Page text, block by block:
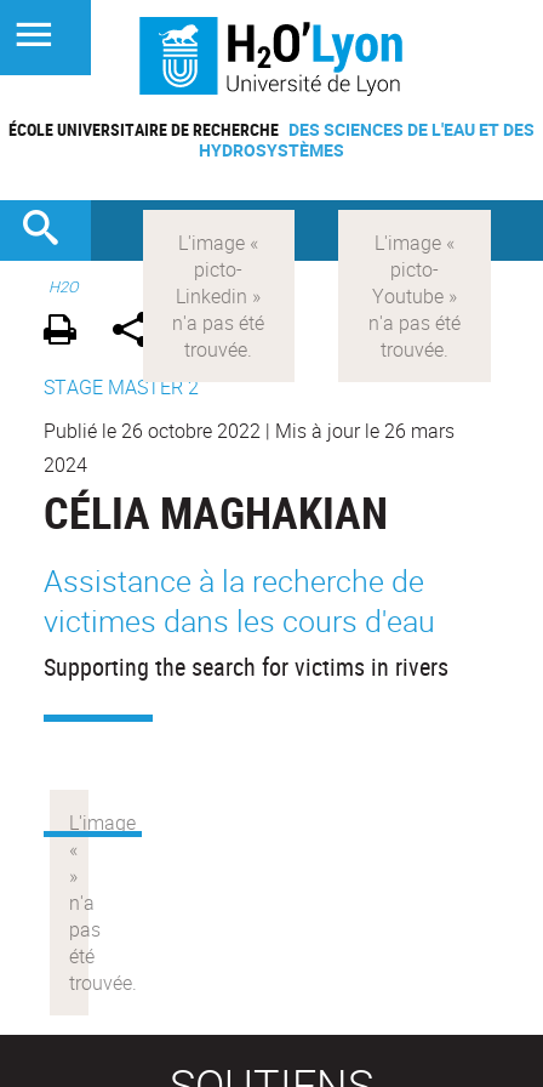
ÉCOLE UNIVERSITAIRE DE RECHERCHE DES SCIENCES DE L'EAU ET DES
HYDROSYSTÈMES
H2O
STAGE MASTER 2
Publié le 26 octobre 2022 | Mis à jour le 26 mars
2024
CÉLIA MAGHAKIAN
Assistance à la recherche de
victimes dans les cours d'eau
Supporting the search for victims in rivers